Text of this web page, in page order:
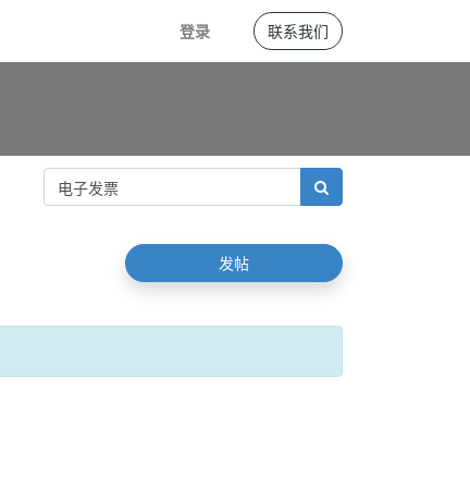
登录 联系我们
发帖